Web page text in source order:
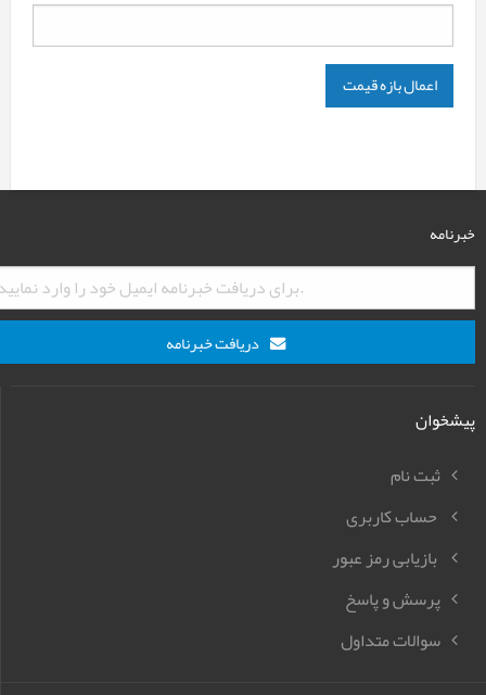
اعمال بازه قیمت
خبرنامه
دریافت خبرنامه
پیشخوان
ثبت نام
حساب کاربری
بازیابی رمز عبور
پرسش و پاسخ
سوالات متداول